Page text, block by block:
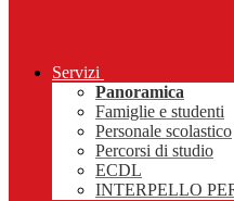
Servizi
Panoramica
Famiglie e studenti
Personale scolastico
Percorsi di studio
ECDL
INTERPELLO